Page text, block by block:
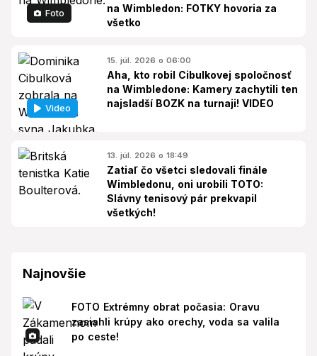
Foto
na Wimbledon: FOTKY hovoria za
všetko
Video
15. júl. 2026 o 06:00
Aha, kto robil Cibulkovej spoločnosť
na Wimbledone: Kamery zachytili ten
najsladší BOZK na turnaji! VIDEO
13. júl. 2026 o 18:49
Zatiaľ čo všetci sledovali finále
Wimbledonu, oni urobili TOTO:
Slávny tenisový pár prekvapil
všetkých!
Najnovšie
FOTO Extrémny obrat počasia: Oravu
zasiahli krúpy ako orechy, voda sa valila
po ceste!